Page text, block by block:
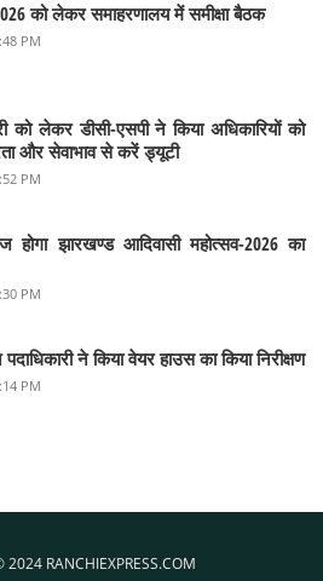
को लेकर समाहरणालय में समीक्षा बैठक
PM
को लेकर डीसी-एसपी ने किया अधिकारियों को
और सेवाभाव से करें ड्यूटी
PM
झारखण्ड आदिवासी महोत्सव-2026 का
PM
पदाधिकारी ने किया वेयर हाउस का किया निरीक्षण
PM
2024 RANCHIEXPRESS.COM